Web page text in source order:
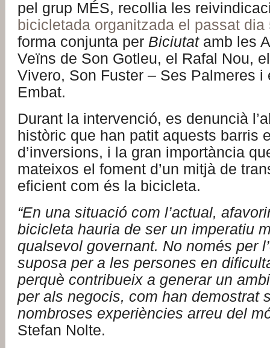
pel grup MÉS, recollia les
bicicletada organitzada el passat dia
forma conjunta per Biciutatamb les
Veïns de Son Gotleu, el Rafal Nou,
Vivero, Son Fuster – Ses Palmeres i
Embat.
Durant la intervenció, es denuncià
històric que han patit aquests barris
d’inversions, i la gran importància
mateixos el foment d’un mitjà de
eficient com és la bicicleta.
“En una situació com l’actual,
bicicleta hauria de ser un imperatiu
qualsevol governant. No només per
suposa per a les persones en
perquè contribueix a generar un
per als negocis, com han demostrat
nombroses experiències arreu del
Stefan Nolte.